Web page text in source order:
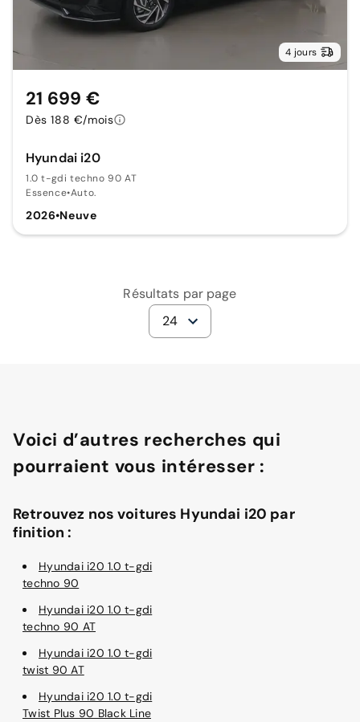
4 jours
Hyundai i20
1.0 t-gdi techno 90 AT
Essence•Auto.
2026•Neuve
21 699 €
Dès 188 €/mois
Résultats par page
24
Voici d’autres recherches qui
pourraient vous intéresser :
Retrouvez nos voitures Hyundai i20 par
finition :
Hyundai i20 1.0 t-gdi
techno 90
Hyundai i20 1.0 t-gdi
techno 90 AT
Hyundai i20 1.0 t-gdi
twist 90 AT
Hyundai i20 1.0 t-gdi
Twist Plus 90 Black Line